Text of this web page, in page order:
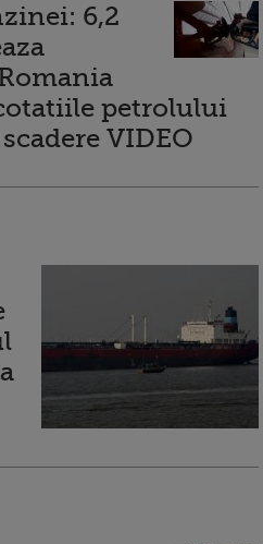
6,2
petrolului
VIDEO